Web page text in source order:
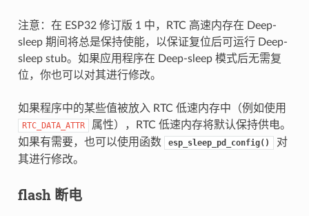
注意：在 ESP32 修订版 1 中，RTC 高速内存在 Deep-
sleep 期间将总是保持使能，以保证复位后可运行 Deep-
sleep stub。如果应用程序在 Deep-sleep 模式后无需复
位，你也可以对其进行修改。
如果程序中的某些值被放入 RTC 低速内存中（例如使用
RTC_DATA_ATTR
属性），RTC 低速内存将默认保持供电。
如果有需要，也可以使用函数
esp_sleep_pd_config()
对
其进行修改。
flash 断电